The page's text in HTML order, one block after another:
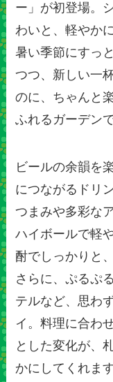
ー」が初登場。
わいと、軽やか
暑い季節にすっ
つつ、新しい一
のに、ちゃんと
ふれるガーデン
ビールの余韻を
につながるドリ
つまみや多彩な
ハイボールで軽
酎でしっかりと
さらに、ぷるぷ
テルなど、思わ
イ。料理に合わ
とした変化が、
かにしてくれま